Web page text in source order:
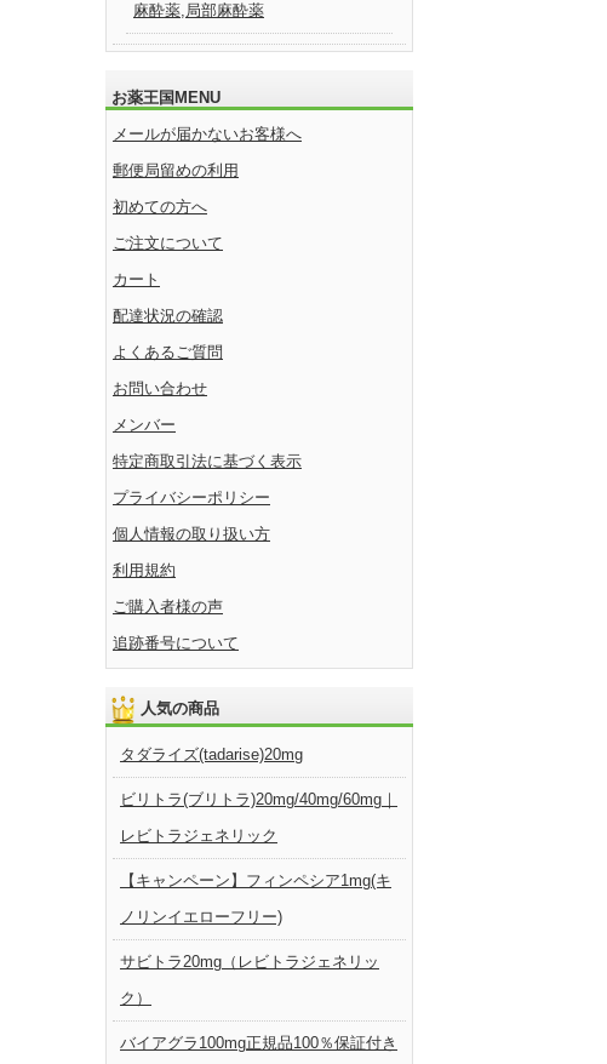
麻酔薬,局部麻酔薬
お薬王国MENU
メールが届かないお客様へ
郵便局留めの利用
初めての方へ
ご注文について
カート
配達状況の確認
よくあるご質問
お問い合わせ
メンバー
特定商取引法に基づく表示
プライバシーポリシー
個人情報の取り扱い方
利用規約
ご購入者様の声
追跡番号について
人気の商品
タダライズ(tadarise)20mg
ビリトラ(ブリトラ)20mg/40mg/60mg｜
レビトラジェネリック
【キャンペーン】フィンペシア1mg(キ
ノリンイエローフリー)
サビトラ20mg（レビトラジェネリッ
ク）
バイアグラ100mg正規品100％保証付き